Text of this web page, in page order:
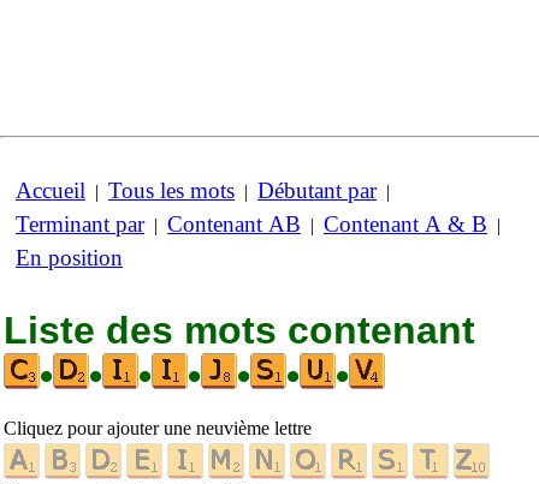
Accueil | Tous les mots | Débutant par|
Terminant par| Contenant AB | Contenant A & B |
En position
Liste des mots contenant
•
• • • • • •
Cliquez pour ajouter une neuvième lettre